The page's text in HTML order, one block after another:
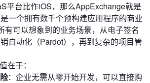
平台比作iOS，那么AppExchange就是
一个拥有数千个预构建应用程序的商业
有可以想象到的业务场景，从电子签名
销自动化（Pardot），再到复杂的项目管
在于：
：企业无需从零开始开发，可以直接购